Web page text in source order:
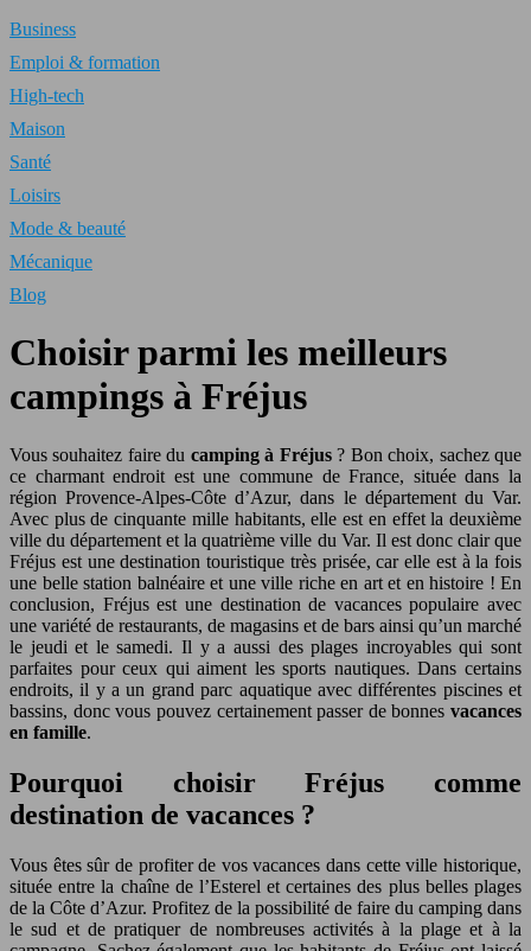
Business
Emploi & formation
High-tech
Maison
Santé
Loisirs
Mode & beauté
Mécanique
Blog
Choisir parmi les meilleurs
campings à Fréjus
Vous souhaitez faire du camping à Fréjus? Bon choix, sachez que
ce charmant endroit est une commune de France, située dans la
région Provence-Alpes-Côte d’Azur, dans le département du Var.
Avec plus de cinquante mille habitants, elle est en effet la deuxième
ville du département et la quatrième ville du Var. Il est donc clair que
Fréjus est une destination touristique très prisée, car elle est à la fois
une belle station balnéaire et une ville riche en art et en histoire ! En
conclusion, Fréjus est une destination de vacances populaire avec
une variété de restaurants, de magasins et de bars ainsi qu’un marché
le jeudi et le samedi. Il y a aussi des plages incroyables qui sont
parfaites pour ceux qui aiment les sports nautiques. Dans certains
endroits, il y a un grand parc aquatique avec différentes piscines et
bassins, donc vous pouvez certainement passer de bonnes vacances
en famille.
Pourquoi choisir Fréjus comme
destination de vacances ?
Vous êtes sûr de profiter de vos vacances dans cette ville historique,
située entre la chaîne de l’Esterel et certaines des plus belles plages
de la Côte d’Azur. Profitez de la possibilité de faire du camping dans
le sud et de pratiquer de nombreuses activités à la plage et à la